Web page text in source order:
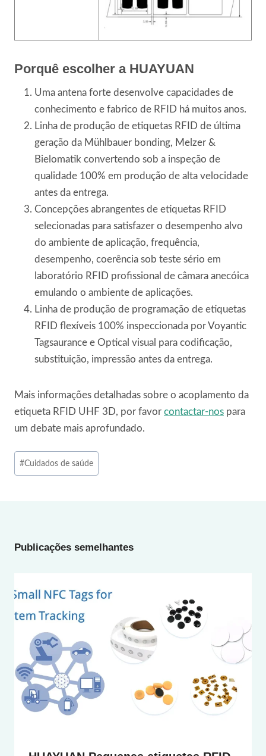
Porquê escolher a HUAYUAN
Uma antena forte desenvolve capacidades de
conhecimento e fabrico de RFID há muitos anos.
Linha de produção de etiquetas RFID de última
geração da Mühlbauer bonding, Melzer &
Bielomatik convertendo sob a inspeção de
qualidade 100% em produção de alta velocidade
antes da entrega.
Concepções abrangentes de etiquetas RFID
selecionadas para satisfazer o desempenho alvo
do ambiente de aplicação, frequência,
desempenho, coerência sob teste sério em
laboratório RFID profissional de câmara anecóica
emulando o ambiente de aplicações.
Linha de produção de programação de etiquetas
RFID flexíveis 100% inspeccionada por Voyantic
Tagsaurance e Optical visual para codificação,
substituição, impressão antes da entrega.
Mais informações detalhadas sobre o acoplamento da
etiqueta RFID UHF 3D, por favor contactar-nos para
um debate mais aprofundado.
Post
#Cuidados de saúde
Publicações semelhantes